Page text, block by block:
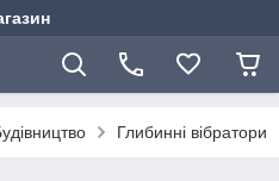
Глибинні вібратори